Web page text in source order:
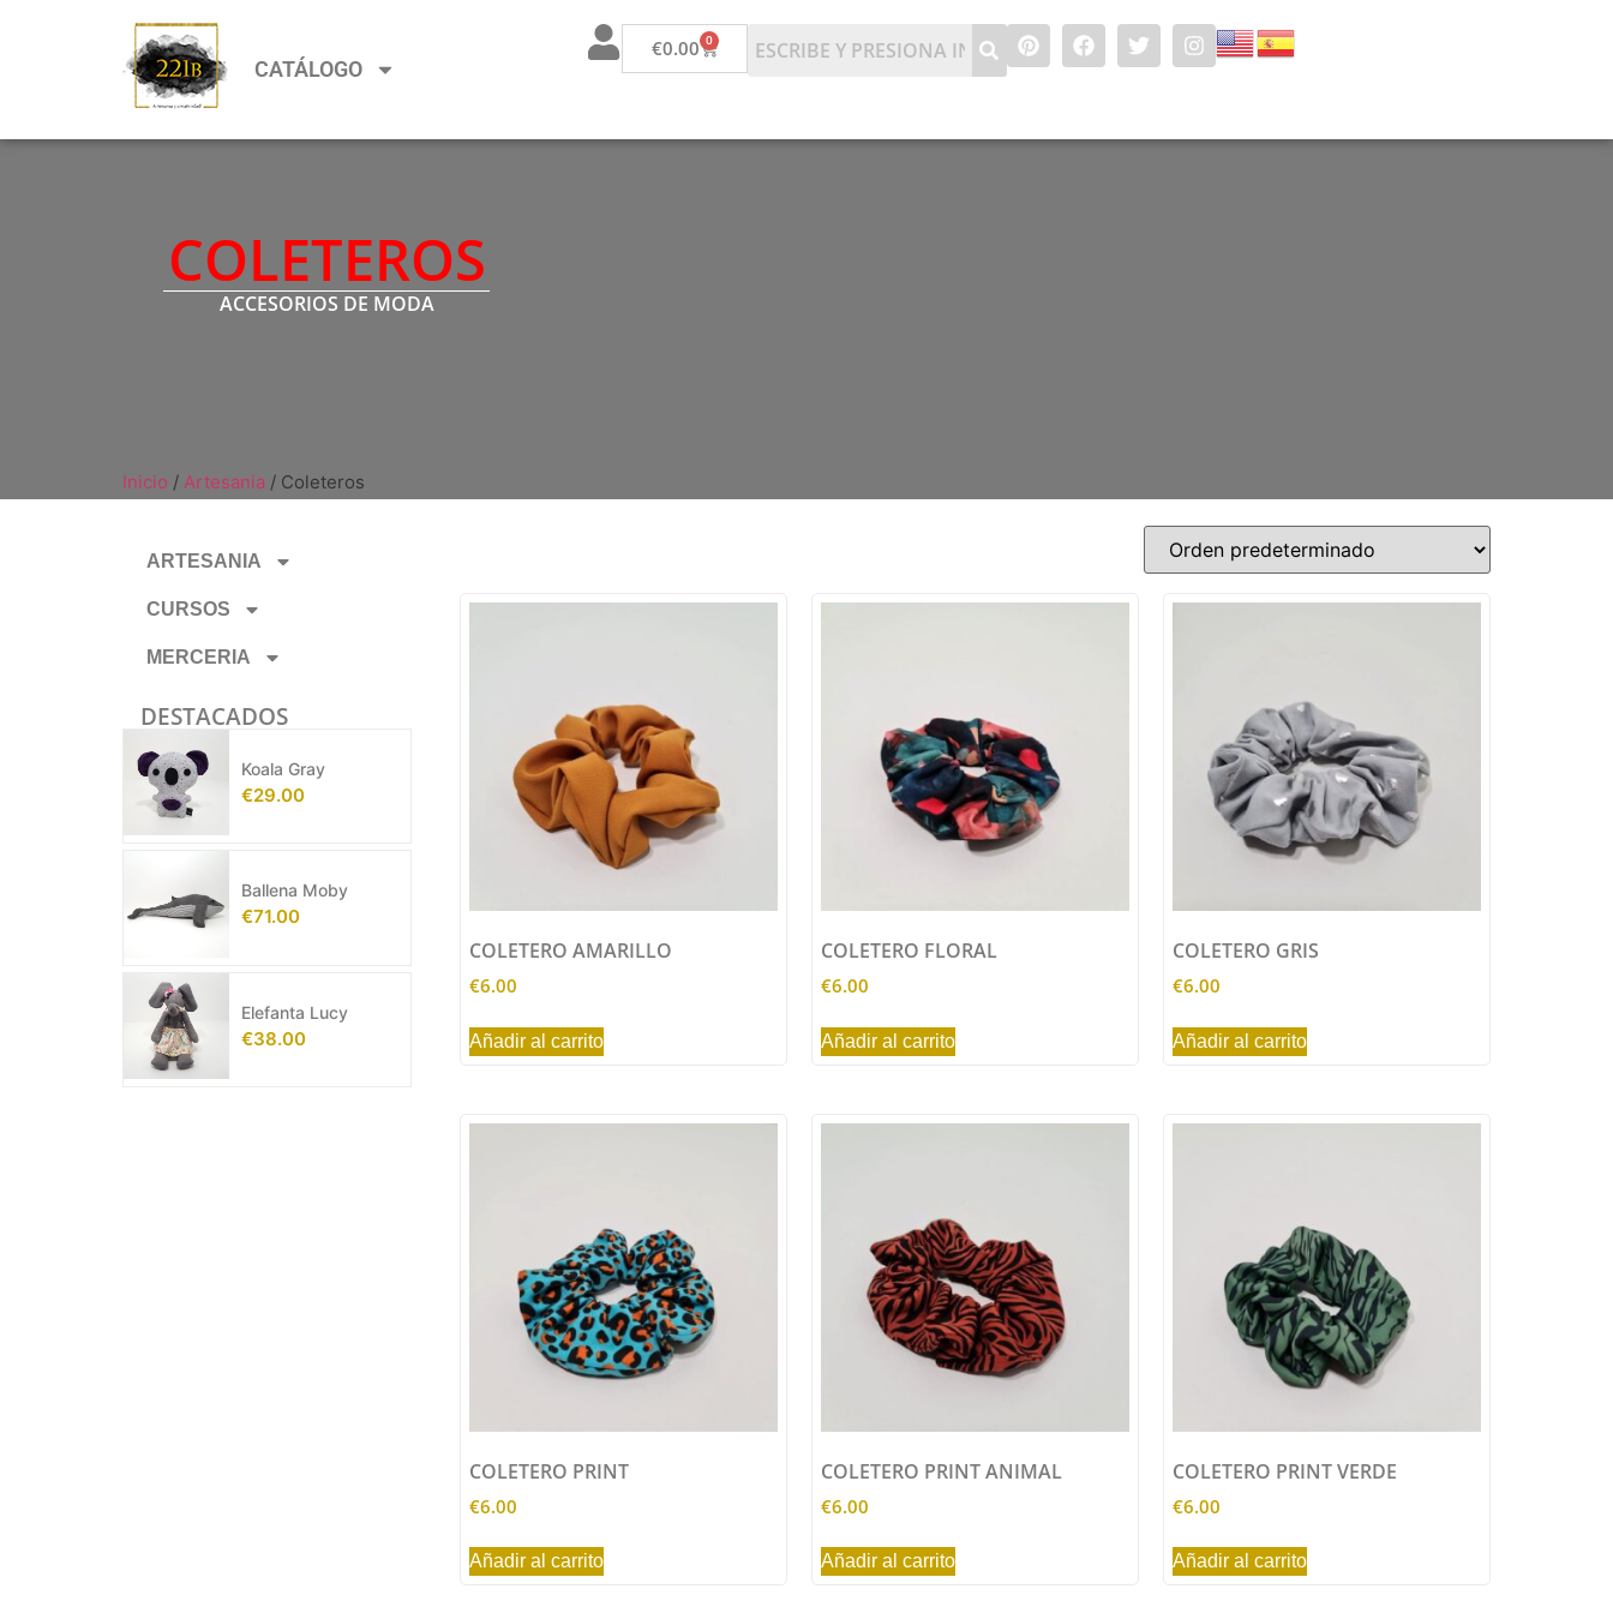
CATÁLOGO
€0.00 0
COLETEROS
ACCESORIOS DE MODA
Inicio / Artesania / Coleteros
ARTESANIA
CURSOS
MERCERIA
DESTACADOS
Koala Gray
€29.00
Ballena Moby
€71.00
Elefanta Lucy
€38.00
COLETERO AMARILLO
€6.00
Añadir al carrito
COLETERO FLORAL
€6.00
Añadir al carrito
COLETERO GRIS
€6.00
Añadir al carrito
COLETERO PRINT
€6.00
Añadir al carrito
COLETERO PRINT ANIMAL
€6.00
Añadir al carrito
COLETERO PRINT VERDE
€6.00
Añadir al carrito